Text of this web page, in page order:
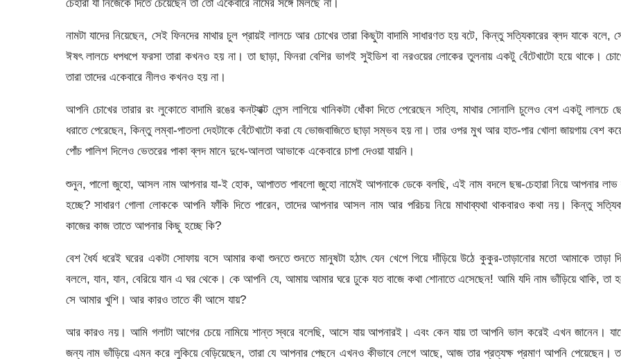
নামটা যাদের নিয়েছেন, সেই ফিনদের মাথার চুল প্রায়ই লালচে আর চোখের তারা কিছুটা বাদামি সাধারণত হয় বটে, কিন্তু সত্যিকারের ব্লদ যাকে বলে,
ঈষৎ লালচে ধপধপে ফরসা তারা কখনও হয় না। তা ছাড়া, ফিনরা বেশির ভাগই সুইডিশ বা নরওয়ের লোকের তুলনায় একটু বেঁটেখাটো হয়ে থাকে।
তারা তাদের একেবারে নীলও কখনও হয় না।
আপনি চোখের তারার রং লুকোতে বাদামি রঙের কনট্যাক্ট লেন্স লাগিয়ে খানিকটা ধোঁকা দিতে পেরেছেন সত্যি, মাথার সোনালি চুলেও বেশ একটু লালচে
ধরাতে পেরেছেন, কিন্তু লম্বা-পাতলা দেহটাকে বেঁটেখাটো করা যে ভোজবাজিতে ছাড়া সম্ভব হয় না। তার ওপর মুখ আর হাত-পার খোলা জায়গায় বেশ
পোঁচ পালিশ দিলেও ভেতরের পাকা ব্লদ মানে দুধে-আলতা আভাকে একেবারে চাপা দেওয়া যায়নি।
শুনুন, পালো জুহো, আসল নাম আপনার যা-ই হোক, আপাতত পাবলো জুহো নামেই আপনাকে ডেকে বলছি, এই নাম বদলে ছদ্ম-চেহারা নিয়ে আপনার লাভ
হচ্ছে? সাধারণ গোলা লোককে আপনি ফাঁকি দিতে পারেন, তাদের আপনার আসল নাম আর পরিচয় নিয়ে মাথাব্যথা থাকবারও কথা নয়। কিন্তু
কাজের কাজ তাতে আপনার কিছু হচ্ছে কি?
বেশ ধৈর্য ধরেই ঘরের একটা সোফায় বসে আমার কথা শুনতে শুনতে মানুষটা হঠাৎ যেন খেপে গিয়ে দাঁড়িয়ে উঠে কুকুর-তাড়ানোর মতো আমাকে তাড়া
বললে, যান, যান, বেরিয়ে যান এ ঘর থেকে। কে আপনি যে, আমায় আমার ঘরে ঢুকে যত বাজে কথা শোনাতে এসেছেন! আমি যদি নাম ভাঁড়িয়ে থাকি, তা
সে আমার খুশি। আর কারও তাতে কী আসে যায়?
আর কারও নয়। আমি গলাটা আগের চেয়ে নামিয়ে শান্ত স্বরে বলেছি, আসে যায় আপনারই। এবং কেন যায় তা আপনি ভাল করেই এখন জানেন।
জন্য নাম ভাঁড়িয়ে এমন করে লুকিয়ে বেড়িয়েছেন, তারা যে আপনার পেছনে এখনও কীভাবে লেগে আছে, আজ তার প্রত্যক্ষ প্রমাণ আপনি পেয়েছেন।